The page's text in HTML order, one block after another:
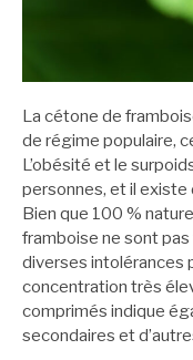
La cétone de
de régime populaire,
L’obésité et le
personnes, et il existe
Bien que 100 %
framboise ne sont
diverses intolérances
concentration très
comprimés indique
secondaires et